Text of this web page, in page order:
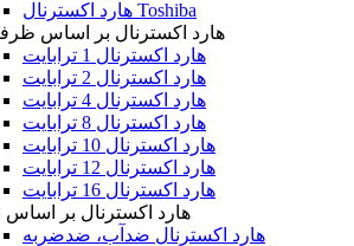
هارد اکسترنال Toshiba
هارد اکسترنال بر اساس
هارد اکسترنال 1 ترابایت
هارد اکسترنال 2 ترابایت
هارد اکسترنال 4 ترابایت
هارد اکسترنال 8 ترابایت
هارد اکسترنال 10 ترابایت
هارد اکسترنال 12 ترابایت
هارد اکسترنال 16 ترابایت
هارد اکسترنال بر اساس
هارد اکسترنال ضدآب، ضدضربه